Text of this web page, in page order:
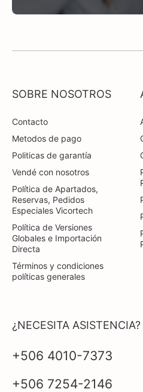
SOBRE NOSOTROS
Contacto
Metodos de pago
Politicas de garantía
Vendé con nosotros
Política de Apartados,
Reservas, Pedidos
Especiales Vicortech
Política de Versiones
Globales e Importación
Directa
Términos y condiciones
políticas generales
¿NECESITA ASISTENCIA?
+506 4010-7373
+506 7254-2146